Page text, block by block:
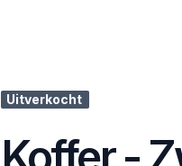
Uitverkocht